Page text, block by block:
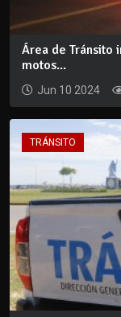
Área de Tránsito
motos...
Jun 10 2024
TRÁNSITO